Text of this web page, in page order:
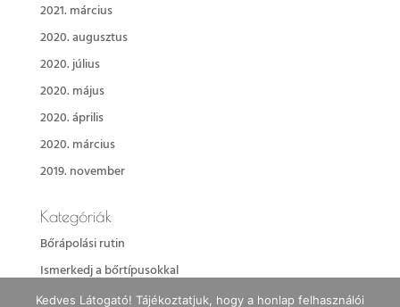
2021. március
2020. augusztus
2020. július
2020. május
2020. április
2020. március
2019. november
Kategóriák
Bőrápolási rutin
Ismerkedj a bőrtípusokkal
Ismerkedj a kezelésekkel
Kedves Látogató! Tájékoztatjuk, hogy a honlap felhasználói